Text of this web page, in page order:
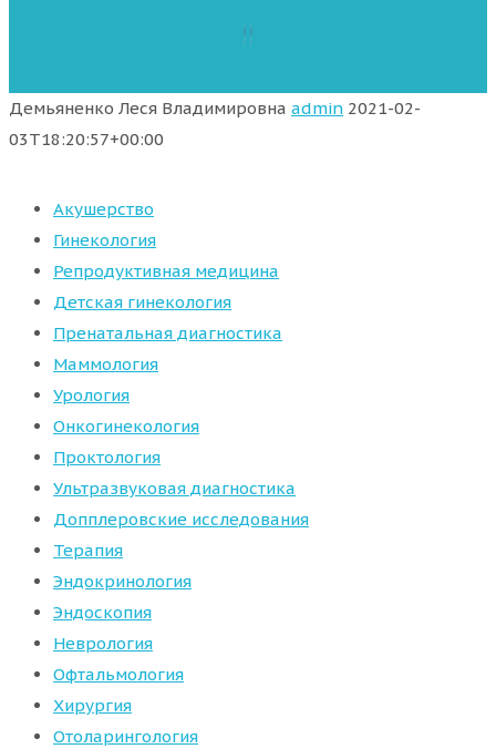
Демьяненко Леся Владимировна admin 2021-02-
03T18:20:57+00:00
Акушерство
Гинекология
Репродуктивная медицина
Детская гинекология
Пренатальная диагностика
Маммология
Урология
Онкогинекология
Проктология
Ультразвуковая диагностика
Допплеровские исследования
Терапия
Эндокринология
Эндоскопия
Неврология
Офтальмология
Хирургия
Отоларингология